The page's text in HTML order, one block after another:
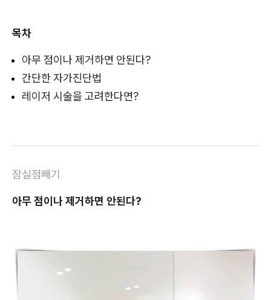
목차
아무 점이나 제거하면 안된다?
간단한 자가진단법
레이저 시술을 고려한다면?
잠실점빼기
아무 점이나 제거하면 안된다?